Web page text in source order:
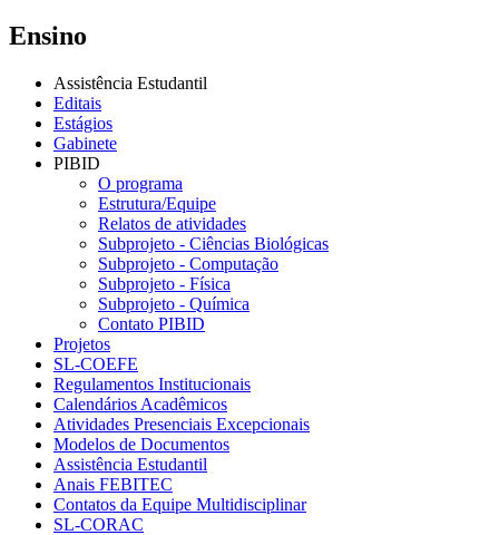
Ensino
Assistência Estudantil
Editais
Estágios
Gabinete
PIBID
O programa
Estrutura/Equipe
Relatos de atividades
Subprojeto - Ciências Biológicas
Subprojeto - Computação
Subprojeto - Física
Subprojeto - Química
Contato PIBID
Projetos
SL-COEFE
Regulamentos Institucionais
Calendários Acadêmicos
Atividades Presenciais Excepcionais
Modelos de Documentos
Assistência Estudantil
Anais FEBITEC
Contatos da Equipe Multidisciplinar
SL-CORAC